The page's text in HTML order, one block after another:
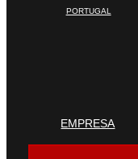
PORTUGAL
EMPRESA